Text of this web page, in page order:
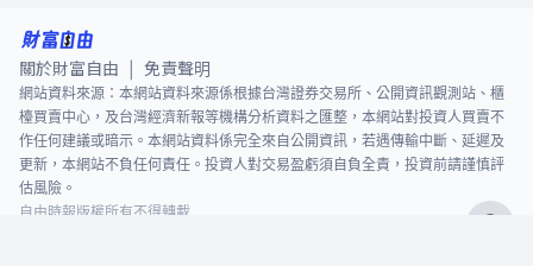
關於財富自由 免責聲明
網站資料來源：本網站資料來源係根據台灣證券交易所、公開資訊觀測站、櫃
檯買賣中心，及台灣經濟新報等機構分析資料之匯整，本網站對投資人買賣不
作任何建議或暗示。本網站資料係完全來自公開資訊，若遇傳輸中斷、延遲及
更新，本網站不負任何責任。投資人對交易盈虧須自負全責，投資前請謹慎評
估風險。
自由時報版權所有不得轉載